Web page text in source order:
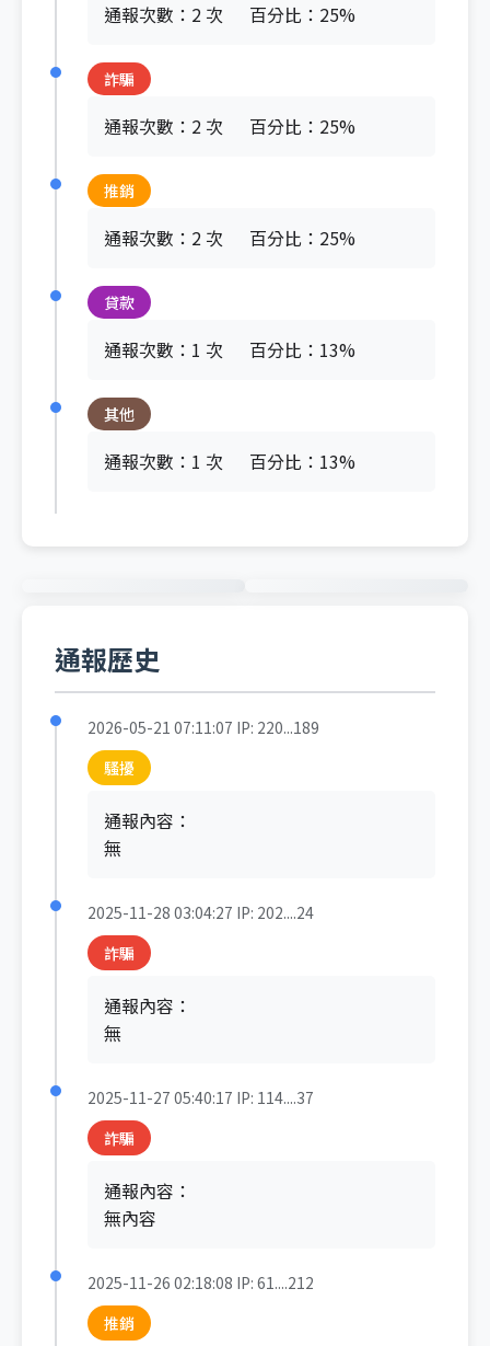
通報次數：2 次 百分比：25%
詐騙
通報次數：2 次 百分比：25%
推銷
通報次數：2 次 百分比：25%
貸款
通報次數：1 次 百分比：13%
其他
通報次數：1 次 百分比：13%
通報歷史
2026-05-21 07:11:07 IP: 220...189
騷擾
通報內容：
無
2025-11-28 03:04:27 IP: 202....24
詐騙
通報內容：
無
2025-11-27 05:40:17 IP: 114....37
詐騙
通報內容：
無內容
2025-11-26 02:18:08 IP: 61....212
推銷